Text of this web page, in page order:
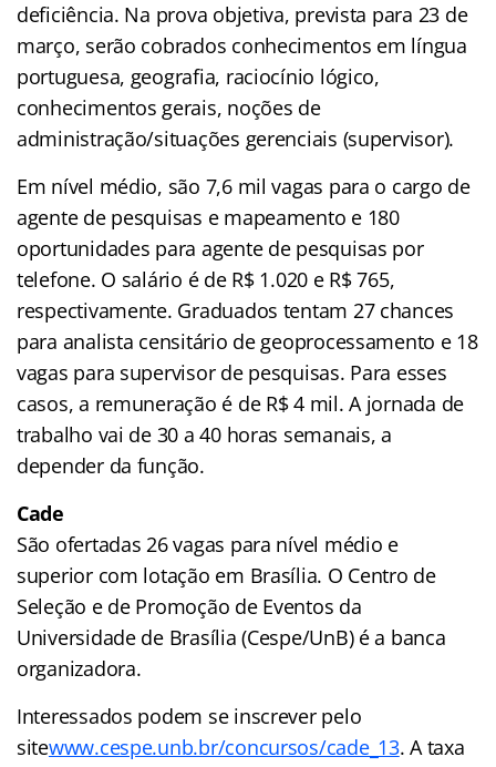
deficiência. Na prova objetiva, prevista para 23 de
março, serão cobrados conhecimentos em língua
portuguesa, geografia, raciocínio lógico,
conhecimentos gerais, noções de
administração/situações gerenciais (supervisor).
Em nível médio, são 7,6 mil vagas para o cargo de
agente de pesquisas e mapeamento e 180
oportunidades para agente de pesquisas por
telefone. O salário é de R$ 1.020 e R$ 765,
respectivamente. Graduados tentam 27 chances
para analista censitário de geoprocessamento e 18
vagas para supervisor de pesquisas. Para esses
casos, a remuneração é de R$ 4 mil. A jornada de
trabalho vai de 30 a 40 horas semanais, a
depender da função.
Cade
São ofertadas 26 vagas para nível médio e
superior com lotação em Brasília. O Centro de
Seleção e de Promoção de Eventos da
Universidade de Brasília (Cespe/UnB) é a banca
organizadora.
Interessados podem se inscrever pelo
sitewww.cespe.unb.br/concursos/cade_13. A taxa